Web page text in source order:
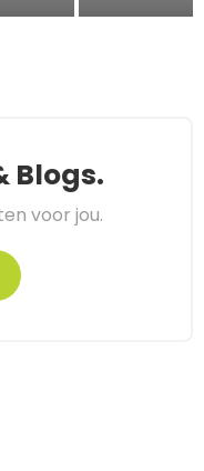
Blogs.
voor jou.